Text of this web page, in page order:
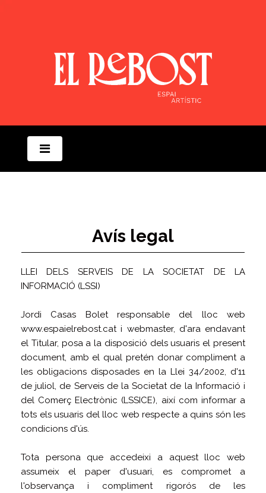
Avís legal
LLEI DELS SERVEIS DE LA SOCIETAT DE LA
INFORMACIÓ (LSSI)
Jordi Casas Bolet responsable del lloc web
www.espaielrebost.cat i webmaster, d'ara endavant
el Titular, posa a la disposició dels usuaris el present
document, amb el qual pretén donar compliment a
les obligacions disposades en la Llei 34/2002, d'11
de juliol, de Serveis de la Societat de la Informació i
del Comerç Electrònic (LSSICE), així com informar a
tots els usuaris del lloc web respecte a quins són les
condicions d'ús.
Tota persona que accedeixi a aquest lloc web
assumeix el paper d'usuari, es compromet a
l'observança i compliment rigorós de les